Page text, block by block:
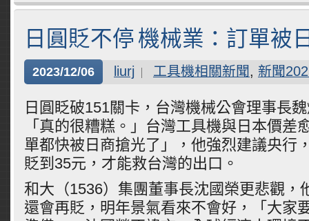
日圓貶不停 機械業：訂單被
2023/12/06 liurj 工具機相關新聞, 新聞
日圓眨破151關卡，台灣機械公會理事長
「真的很糟糕。」台灣工具機與日本價差
單都快被日商搶光了」，他強烈建議央行
貶到35元，才能救台灣的出口。
和大（1536）集團董事長沈國榮更悲觀，
還會再貶，明年景氣看來不會好，「大家